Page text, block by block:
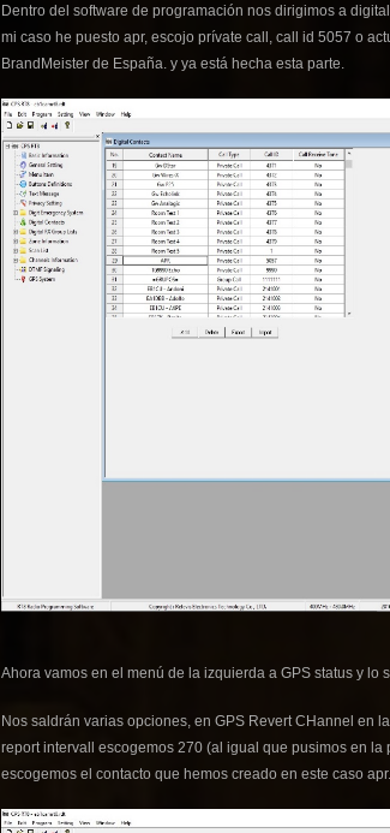
Dentro del software de programación nos dirigimos a
mi caso he puesto apr, escojo prívate call, call id 5057 o
BrandMeister de España. y ya está hecha esta parte.
Ahora vamos en el menú de la izquierda a GPS status y lo
Nos saldrán varias opciones, en GPS Revert CHannel en
report intervall escogemos 270 (al igual que pusimos en
escogemos el contacto que hemos creado en este caso apr.